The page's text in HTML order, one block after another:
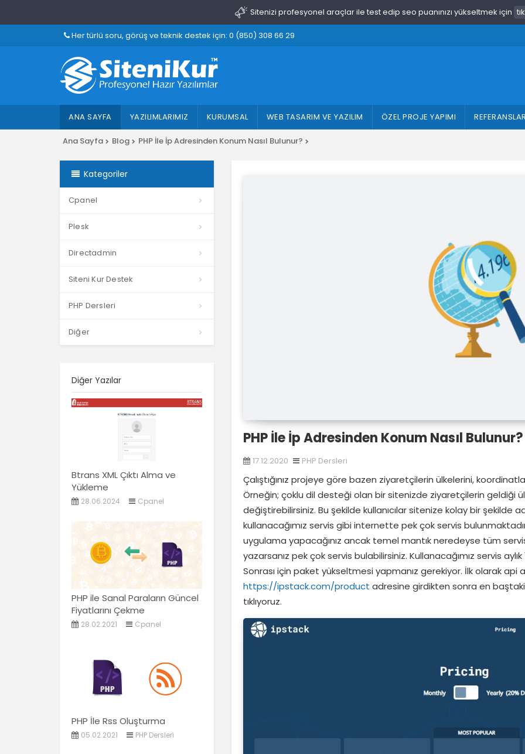
Sitenizi profesyonel araçlar ile test edip seo puanınızı yükseltmek için
Her türlü soru, görüş ve teknik destek için: 0 (850) 308 66 29
ANA SAYFA YAZILIMLARIMIZ KURUMSAL WEB TASARIM VE YAZILIM ÖZEL PROJE YAPIMI
Ana Sayfa Blog PHP İle İp Adresinden Konum Nasıl Bulunur?
Kategoriler
Cpanel
Plesk
Directadmin
Siteni Kur Destek
PHP Dersleri
Diğer
Diğer Yazılar
Btrans XML Çıktı Alma ve
Yükleme
28.06.2024 Cpanel
PHP ile Sanal Paraların Güncel
Fiyatlarını Çekme
28.02.2021 Cpanel
PHP İle Rss Oluşturma
05.02.2021 PHP Dersleri
PHP İle İp Adresinden Konum Nasıl Bulunur?
17.12.2020 PHP Dersleri
Çalıştığınız projeye göre bazen ziyaretçilerin ülkelerini,
Örneğin; çoklu dil desteği olan bir sitenizde ziyaretçilerin geldiği
değiştirebilirsiniz. Bu şekilde kullanıcılar sitenize kolay bir şekilde
kullanacağımız servis gibi internette pek çok servis
uygulama yapacağınız ancak temel mantık neredeyse tüm
yazarsanız pek çok servis bulabilirsiniz. Kullanacağımız servis
Sonrası için paket yükseltmesi yapmanız gerekiyor. İlk olarak api
https://ipstack.com/product adresine girdikten sonra en
tıklıyoruz.